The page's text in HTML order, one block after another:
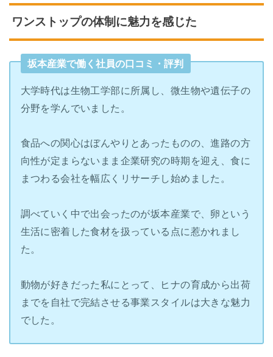
ワンストップの体制に魅力を感じた
坂本産業で働く社員の口コミ・評判
大学時代は生物工学部に所属し、微生物や遺伝子の
分野を学んでいました。
食品への関心はぼんやりとあったものの、進路の方
向性が定まらないまま企業研究の時期を迎え、食に
まつわる会社を幅広くリサーチし始めました。
調べていく中で出会ったのが坂本産業で、卵という
生活に密着した食材を扱っている点に惹かれまし
た。
動物が好きだった私にとって、ヒナの育成から出荷
までを自社で完結させる事業スタイルは大きな魅力
でした。